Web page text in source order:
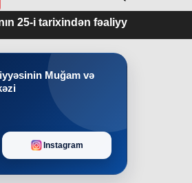
fəaliyyətdədir.
Muğam və
Instagram